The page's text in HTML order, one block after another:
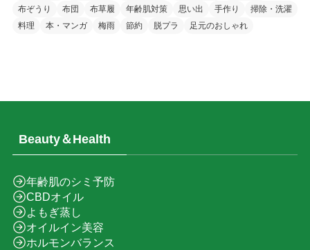
布ぞうり
布団 布草履 年齢肌対策 思い出 手作り
掃除・洗濯
料理
本・マンガ 梅雨 節約 脱プラ 足元のおしゃれ
Beauty＆Health
年齢肌のシミ予防
CBDオイル
よもぎ蒸し
オイルイン美容
ホルモンバランス